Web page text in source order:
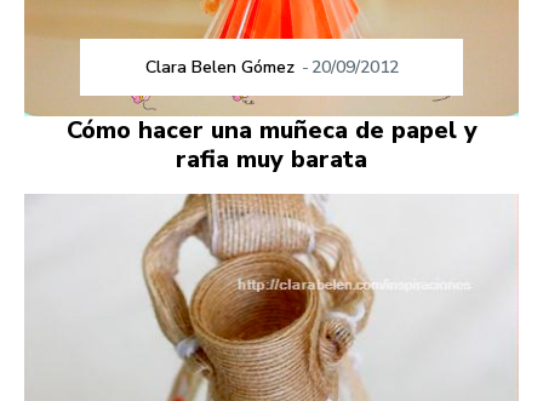
Clara Belen Gómez - 20/09/2012
Cómo hacer una muñeca de papel y
rafia muy barata